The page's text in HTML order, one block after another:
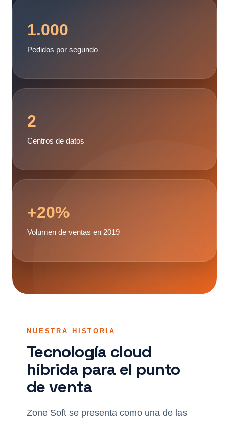
1.000
Pedidos por segundo
2
Centros de datos
+20%
Volumen de ventas en 2019
NUESTRA HISTORIA
Tecnología cloud
híbrida para el punto
de venta
Zone Soft se presenta como una de las